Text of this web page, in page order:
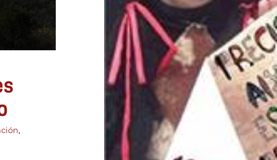
,
Gala ACEBI
ADLYPSE Alicante Comercio